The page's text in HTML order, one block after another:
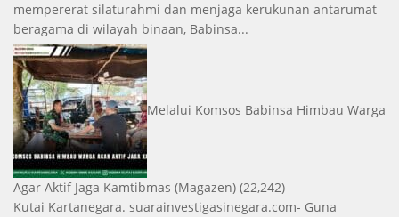
mempererat silaturahmi dan menjaga kerukunan antarumat
beragama di wilayah binaan, Babinsa...
Melalui Komsos Babinsa Himbau Warga
Agar Aktif Jaga Kamtibmas (Magazen) (22,242)
Kutai Kartanegara. suarainvestigasinegara.com- Guna